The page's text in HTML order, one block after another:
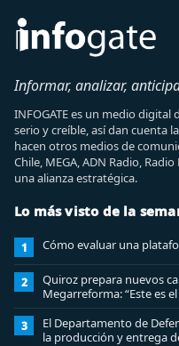
Informar, analizar,
INFOGATE es un medio
serio y creíble, así dan cuenta
hacen otros medios de
Chile, MEGA, ADN Radio,
una alianza estratégica.
Lo más visto de la
1 Cómo evaluar una
2
Quiroz prepara nuevos
Megarreforma: “Este es
3
El Departamento de
la producción y entrega